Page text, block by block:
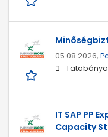
05.08.2026,
IT SAP PP
Capacity